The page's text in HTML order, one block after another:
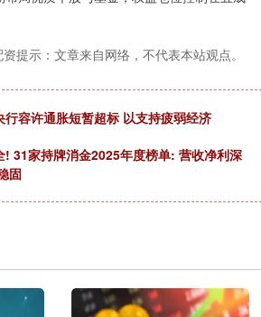
提示：文章来自网络，不代表本站观点。
行容许通胀短暂超标 以支持疲弱经济
! 31家持牌消金2025年度榜单: 营收净利深
固